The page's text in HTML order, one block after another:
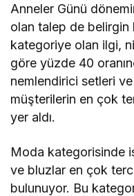
Anneler Günü
olan talep de belirgin
kategoriye olan ilgi,
göre yüzde 40
nemlendirici setleri
müşterilerin en çok
yer aldı.
Moda kategorisinde
ve bluzlar en çok
bulunuyor. Bu